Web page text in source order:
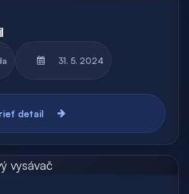
31. 5. 2024
detail